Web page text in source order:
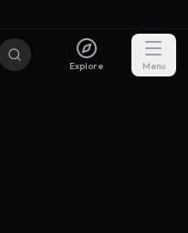
Explore Menu